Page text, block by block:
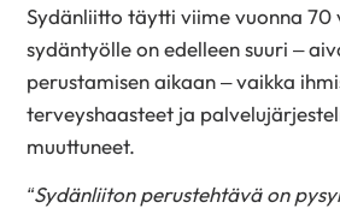
Sydänliitto täytti viime vuonna 70
sydäntyölle on edelleen suuri –
perustamisen aikaan – vaikka
terveyshaasteet ja
muuttuneet.
“Sydänliiton perustehtävä on